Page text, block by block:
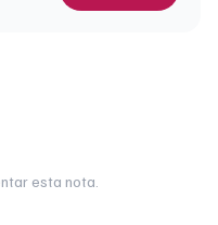
esta nota.